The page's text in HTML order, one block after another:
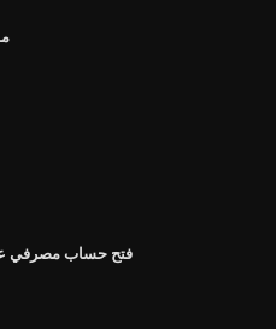
فتح حساب مصرفي